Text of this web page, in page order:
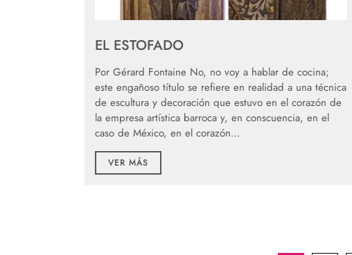
EL ESTOFADO
Por Gérard Fontaine No, no voy a hablar de cocina;
este engañoso título se refiere en realidad a una técnica
de escultura y decoración que estuvo en el corazón de
la empresa artística barroca y, en conscuencia, en el
caso de México, en el corazón…
VER MÁS